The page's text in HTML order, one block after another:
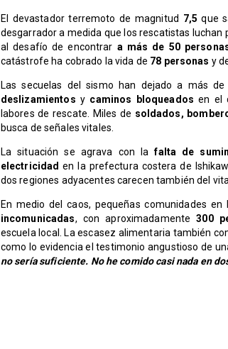
El devastador terremoto de magnitud 7,5 que
desgarrador a medida que los rescatistas luchan
al desafío de encontrar a más de 50
catástrofe ha cobrado la vida de 78 personas y
Las secuelas del sismo han dejado a más
deslizamientos y caminos bloqueados en el
labores de rescate. Miles de soldados,
busca de señales vitales.
La situación se agrava con lafalta de
electricidaden la prefectura costera de
dos regiones adyacentes carecen también del
En medio del caos, pequeñas comunidades
incomunicadas, con aproximadamente 300
escuela local. La escasez alimentaria también
como lo evidencia el testimonio angustioso de
no sería suficiente. No he comido casi nada en